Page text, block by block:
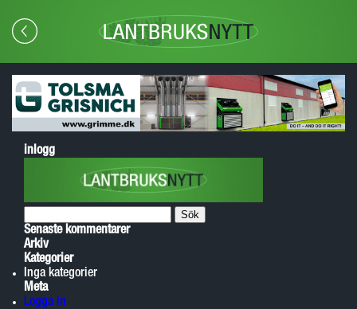
inlogg
efter:
Senaste kommentarer
Arkiv
Kategorier
Inga kategorier
Meta
Logga in